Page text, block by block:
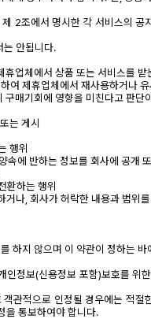
2조에서 명시한 각 서비스의 공
는 안됩니다.
업체에서 상품 또는 서비스를 받
여 제휴업체에서 재사용하거나
매기회에 영향을 미친다고 판단
는 게시
행위
속에 반하는 정보를 회사에 공개
환하는 행위
나, 회사가 허락한 내용과 범위
하지 않으며 이 약관이 정하는
정보(신용정보 포함)보호를 위
관적으로 인정될 경우에는 적절
을 통보하여야 합니다.